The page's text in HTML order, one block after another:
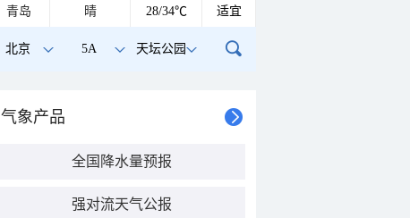
青岛 晴 28/34℃ 适宜
北京 5A 天坛公园
气象产品
全国降水量预报
强对流天气公报